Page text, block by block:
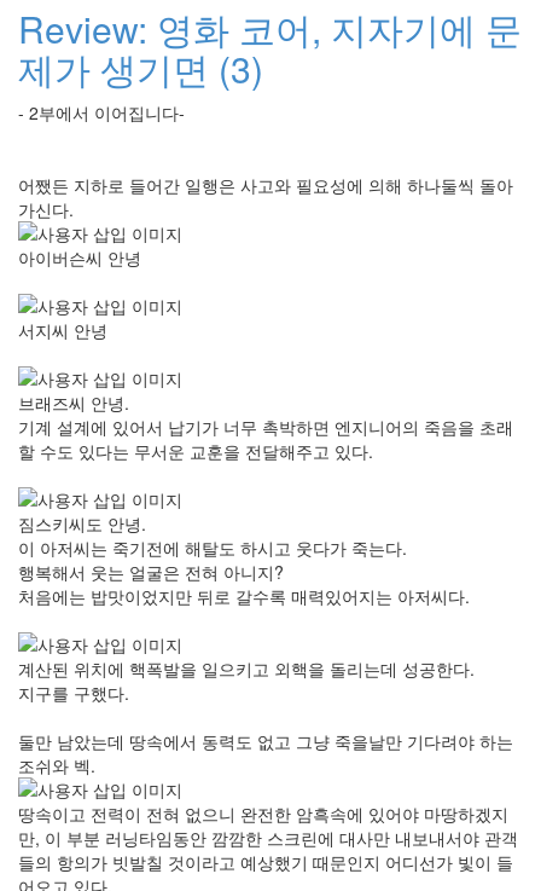
Review: 영화 코어, 지자기에 문
제가 생기면 (3)
- 2부에서 이어집니다-
어쨌든 지하로 들어간 일행은 사고와 필요성에 의해 하나둘씩 돌아
가신다.
아이버슨씨 안녕
서지씨 안녕
브래즈씨 안녕.
기계 설계에 있어서 납기가 너무 촉박하면 엔지니어의 죽음을 초래
할 수도 있다는 무서운 교훈을 전달해주고 있다.
짐스키씨도 안녕.
이 아저씨는 죽기전에 해탈도 하시고 웃다가 죽는다.
행복해서 웃는 얼굴은 전혀 아니지?
처음에는 밥맛이었지만 뒤로 갈수록 매력있어지는 아저씨다.
계산된 위치에 핵폭발을 일으키고 외핵을 돌리는데 성공한다.
지구를 구했다.
둘만 남았는데 땅속에서 동력도 없고 그냥 죽을날만 기다려야 하는
조쉬와 벡.
땅속이고 전력이 전혀 없으니 완전한 암흑속에 있어야 마땅하겠지
만, 이 부분 러닝타임동안 깜깜한 스크린에 대사만 내보내서야 관객
들의 항의가 빗발칠 것이라고 예상했기 때문인지 어디선가 빛이 들